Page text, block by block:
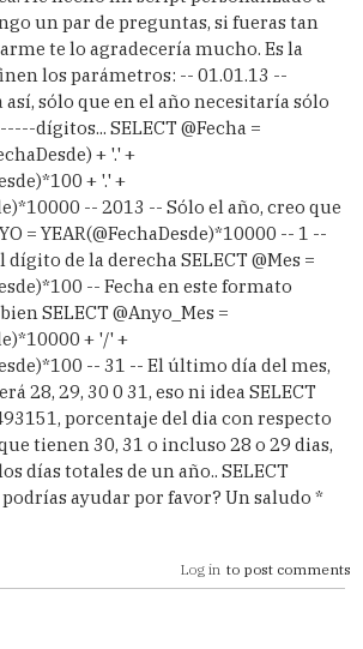
un par de preguntas, si fueras tan
te lo agradecería mucho. Es la
los parámetros: -- 01.01.13 --
sólo que en el año necesitaría sólo
dígitos... SELECT @Fecha =
+ '.' +
+ '.' +
-- 2013 -- Sólo el año, creo que
= YEAR(@FechaDesde)*10000 -- 1 --
dígito de la derecha SELECT @Mes =
-- Fecha en este formato
SELECT @Anyo_Mes =
+ '/' +
-- 31 -- El último día del mes,
28, 29, 30 0 31, eso ni idea SELECT
porcentaje del dia con respecto
tienen 30, 31 o incluso 28 o 29 dias,
días totales de un año.. SELECT
ayudar por favor? Un saludo *
Log in to post comments